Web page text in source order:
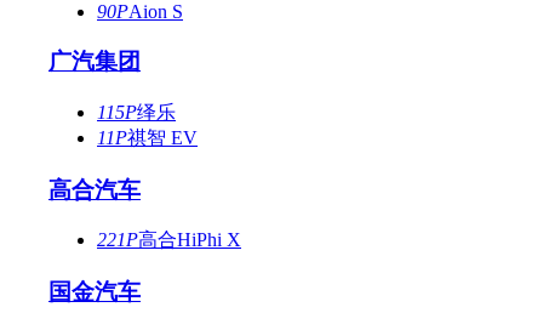
90PAion S
广汽集团
115P绎乐
11P祺智 EV
高合汽车
221P高合HiPhi X
国金汽车